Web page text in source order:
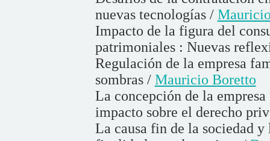
nuevas tecnologías /
Impacto de la figura del
patrimoniales : Nuevas
Regulación de la empresa
sombras / Mauricio Boretto
La concepción de la
impacto sobre el derecho
La causa fin de la sociedad